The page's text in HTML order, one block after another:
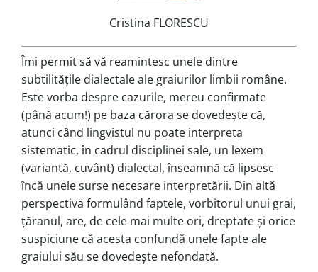
Cristina FLORESCU
Îmi permit să vă reamintesc unele dintre
subtilitățile dialectale ale graiu­ri­lor limbii române.
Este vorba despre ca­zurile, mereu confirmate
(până acum!) pe baza cărora se dovedește că,
atunci când lingvistul nu poate inter­pre­ta
sistematic, în cadrul disciplinei sale, un lexem
(variantă, cuvânt) dia­lec­tal, înseamnă că lipsesc
încă unele surse necesare interpretării. Din altă
pers­pec­tivă formulând faptele, vorbitorul unui grai,
țăranul, are, de cele mai multe ori, dreptate și orice
suspiciune că acesta con­fundă unele fapte ale
graiului său se dovedește nefondată.